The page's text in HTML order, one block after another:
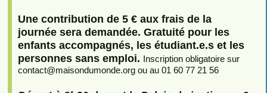
Une contribution de 5 € aux frais de la
journée sera demandée. Gratuité pour les
enfants accompagnés, les étudiant.e.s et les
personnes sans emploi. Inscription obligatoire sur
contact@maisondumonde.org ou au 01 60 77 21 56